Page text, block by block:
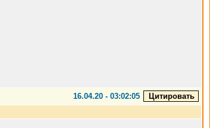
16.04.20 - 03:02:05